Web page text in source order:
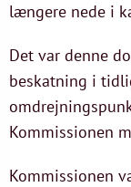
længere nede i
Det var denne
beskatning i
Kommissionen
Kommissionen